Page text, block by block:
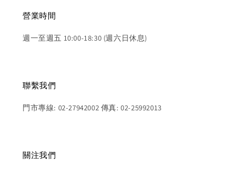
營業時間
週一至週五 10:00-18:30 (週六日休息)
聯繫我們
門市專線: 02-27942002 傳真: 02-25992013
關注我們